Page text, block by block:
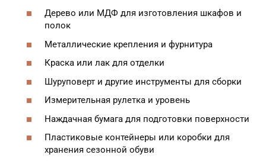
Дерево или МДФ для изготовления шкафов и
полок
Металлические крепления и фурнитура
Краска или лак для отделки
Шуруповерт и другие инструменты для сборки
Измерительная рулетка и уровень
Наждачная бумага для подготовки поверхности
Пластиковые контейнеры или коробки для
хранения сезонной обуви